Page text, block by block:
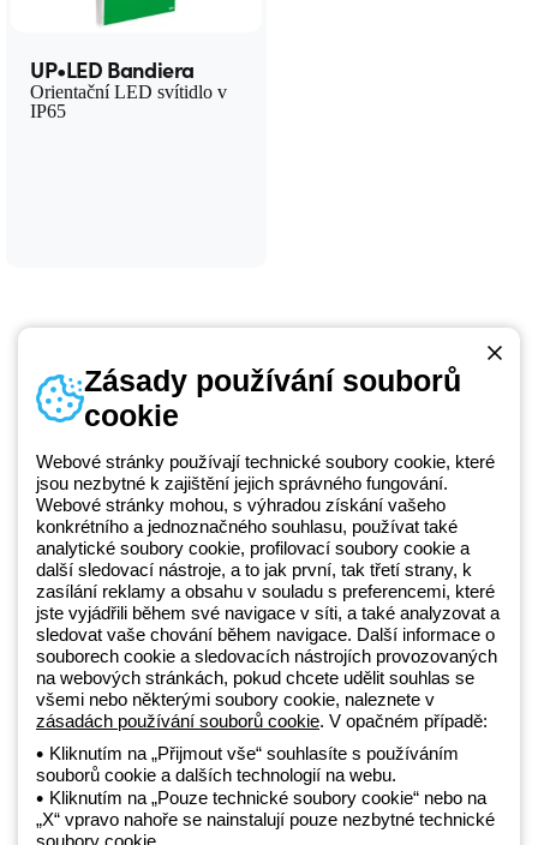
UP•LED Bandiera
Orientační LED svítidlo v
IP65
Beghelli je součástí GEWISS Group od roku 2025 a jeho ekosystému
GEWISS LightZone, kde vyvíjíme propojená světelná řešení, která
transformují komplexitu do jednoduchosti a podporují profesionály a
koncové zákazníky v uspokojování jejich potřeb.Zjistěte více o
GEWISS
Czechia:CS
Telefonní číslo
+420 531 014 111
Zásady ochrany osobních údajů
Zásady používání souborů cookie
Obchodní podmínky
Zásady používání souborů
cookie
Webové stránky používají technické soubory cookie, které
jsou nezbytné k zajištění jejich správného fungování.
Webové stránky mohou, s výhradou získání vašeho
konkrétního a jednoznačného souhlasu, používat také
analytické soubory cookie, profilovací soubory cookie a
další sledovací nástroje, a to jak první, tak třetí strany, k
zasílání reklamy a obsahu v souladu s preferencemi, které
jste vyjádřili během své navigace v síti, a také analyzovat a
sledovat vaše chování během navigace. Další informace o
souborech cookie a sledovacích nástrojích provozovaných
na webových stránkách, pokud chcete udělit souhlas se
všemi nebo některými soubory cookie, naleznete v
zásadách používání souborů cookie. V opačném případě:
Kliknutím na „Přijmout vše“ souhlasíte s používáním
souborů cookie a dalších technologií na webu.
Kliknutím na „Pouze technické soubory cookie“ nebo na
„X“ vpravo nahoře se nainstalují pouze nezbytné technické
soubory cookie.